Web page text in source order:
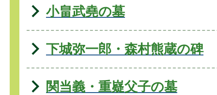
小畠武堯の墓
下城弥一郎・森村熊蔵の碑
関当義・重嶷父子の墓